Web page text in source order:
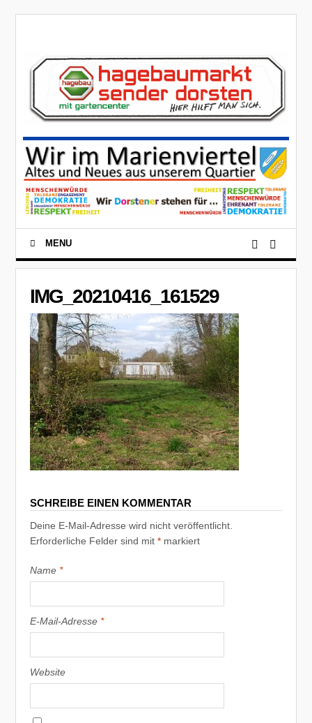
MENU
IMG_20210416_161529
SCHREIBE EINEN KOMMENTAR
Deine E-Mail-Adresse wird nicht veröffentlicht.
Erforderliche Felder sind mit* markiert
Name *
E-Mail-Adresse *
Website